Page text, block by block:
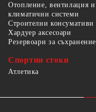
Отопление, вентилация и
климатични системи
Строителни консумативи
Хардуер аксесоари
Резервоари за съхранение
Спортни стоки
Атлетика